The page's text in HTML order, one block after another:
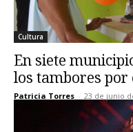
Cultura
En siete
los tambores por
Patricia Torres - 23 de junio